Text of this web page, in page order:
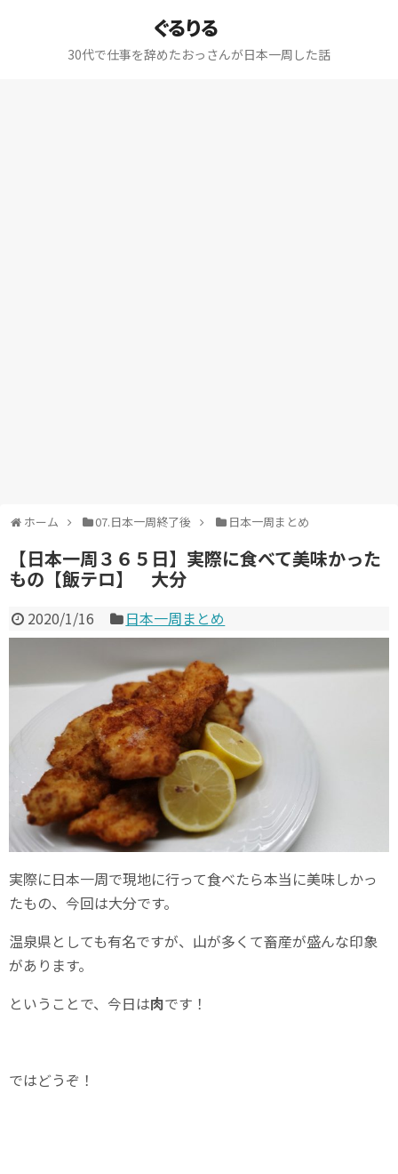
ぐるりる
30代で仕事を辞めたおっさんが日本一周した話
ホーム 07.日本一周終了後 日本一周まとめ
【日本一周３６５日】実際に食べて美味かった
もの【飯テロ】 大分
2020/1/16 日本一周まとめ
実際に日本一周で現地に行って食べたら本当に美味しかっ
たもの、今回は大分です。
温泉県としても有名ですが、山が多くて畜産が盛んな印象
があります。
ということで、今日は肉です！
ではどうぞ！